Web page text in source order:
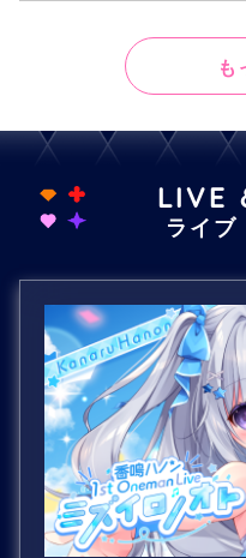
も
LIVE
ライ